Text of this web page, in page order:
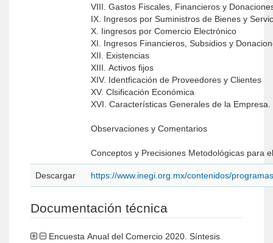
VIII. Gastos Fiscales, Financieros y
IX. Ingresos por Suministros de Bienes y
X. Iingresos por Comercio Electrónico
XI. Ingresos Financieros, Subsidios y
XII. Existencias
XIII. Activos fijos
XIV. Identficación de Proveedores y Clientes
XV. Clsificación Económica
XVI. Características Generales de la Empresa.
Observaciones y Comentarios
Conceptos y Precisiones Metodológicas para
Descargar https://www.inegi.org.mx/contenidos/
Documentación técnica